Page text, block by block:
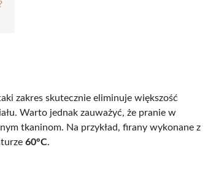
zakres skutecznie eliminuje większość
Warto jednak zauważyć, że pranie w
tkaninom. Na przykład, firany wykonane z
60°C.